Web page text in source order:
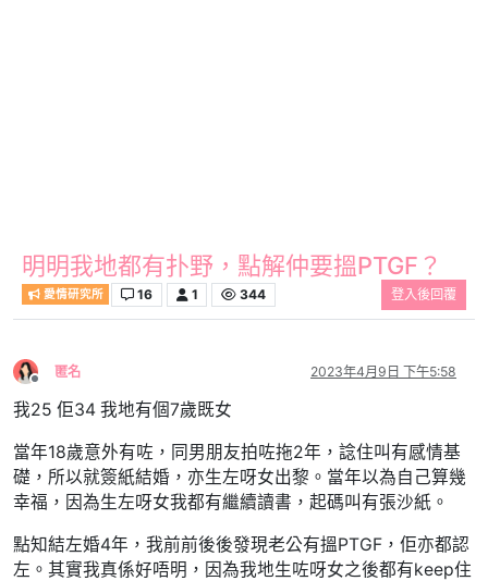
明明我地都有扑野，點解仲要搵PTGF？
愛情研究所 16 1 344 登入後回覆
離線
匿名 2023年4月9日 下午5:58
我25 佢34 我地有個7歲既女
當年18歲意外有咗，同男朋友拍咗拖2年，諗住叫有感情基
礎，所以就簽紙結婚，亦生左呀女出黎。當年以為自己算幾
幸福，因為生左呀女我都有繼續讀書，起碼叫有張沙紙。
點知結左婚4年，我前前後後發現老公有搵PTGF，佢亦都認
左。其實我真係好唔明，因為我地生咗呀女之後都有keep住